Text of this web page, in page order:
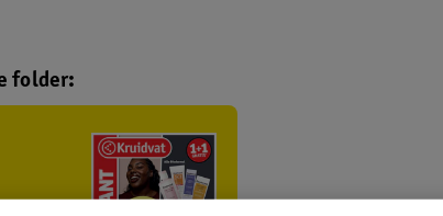
folder: